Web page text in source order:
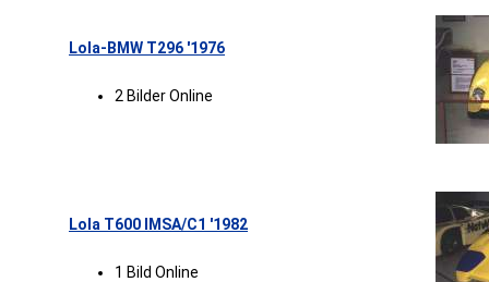
Lola-BMW T296 '1976
2 Bilder Online
Lola T600 IMSA/C1 '1982
1 Bild Online